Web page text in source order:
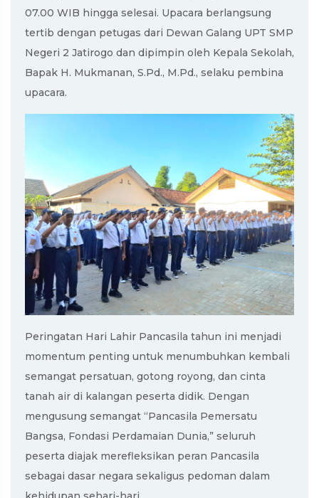
07.00 WIB hingga selesai. Upacara berlangsung
tertib dengan petugas dari Dewan Galang UPT SMP
Negeri 2 Jatirogo dan dipimpin oleh Kepala Sekolah,
Bapak H. Mukmanan, S.Pd., M.Pd., selaku pembina
upacara.
Peringatan Hari Lahir Pancasila tahun ini menjadi
momentum penting untuk menumbuhkan kembali
semangat persatuan, gotong royong, dan cinta
tanah air di kalangan peserta didik. Dengan
mengusung semangat “Pancasila Pemersatu
Bangsa, Fondasi Perdamaian Dunia,” seluruh
peserta diajak merefleksikan peran Pancasila
sebagai dasar negara sekaligus pedoman dalam